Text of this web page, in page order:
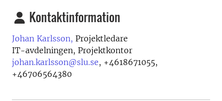
Kontaktinformation
Johan Karlsson, Projektledare
IT-avdelningen, Projektkontor
johan.karlsson@slu.se, +4618671055,
+46706564380